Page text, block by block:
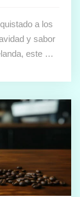
a los
y sabor
este …